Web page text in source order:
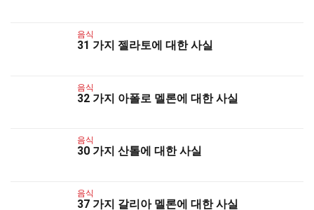
음식
31 가지 젤라토에 대한 사실
음식
32 가지 아폴로 멜론에 대한 사실
음식
30 가지 산톨에 대한 사실
음식
37 가지 갈리아 멜론에 대한 사실